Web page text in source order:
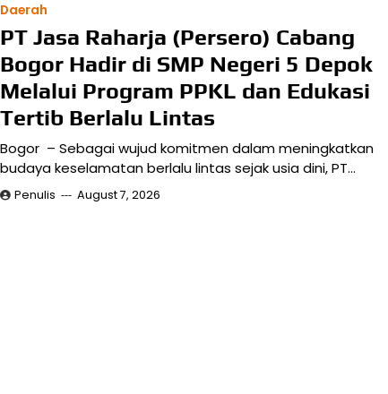
Daerah
PT Jasa Raharja (Persero) Cabang
Bogor Hadir di SMP Negeri 5 Depok
Melalui Program PPKL dan Edukasi
Tertib Berlalu Lintas
Bogor – Sebagai wujud komitmen dalam meningkatkan
budaya keselamatan berlalu lintas sejak usia dini, PT…
Penulis August 7, 2026